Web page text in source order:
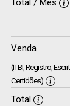
Total / Mês
Venda
(ITBI, Registro,
Certidões)
Total